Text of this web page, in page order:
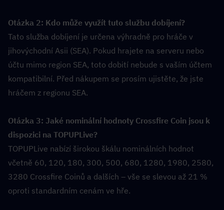
Otázka 2: Kdo může využít tuto službu dobíjení?
Tato služba dobíjení je určena výhradně pro hráče v
jihovýchodní Asii (SEA). Pokud hrajete na serveru nebo
účtu mimo region SEA, toto dobití nebude s vaším účtem
kompatibilní. Před nákupem se prosím ujistěte, že jste
hráčem z regionu SEA.
Otázka 3: Jaké nominální hodnoty Crossfire Coin jsou k
dispozici na TOPUPLive?
TOPUPLive nabízí širokou škálu nominálních hodnot
včetně 60, 120, 180, 300, 500, 680, 1280, 1980, 2580,
3280 Crossfire Coinů a dalších – vše se slevou až 21 %
oproti standardním cenám ve hře.